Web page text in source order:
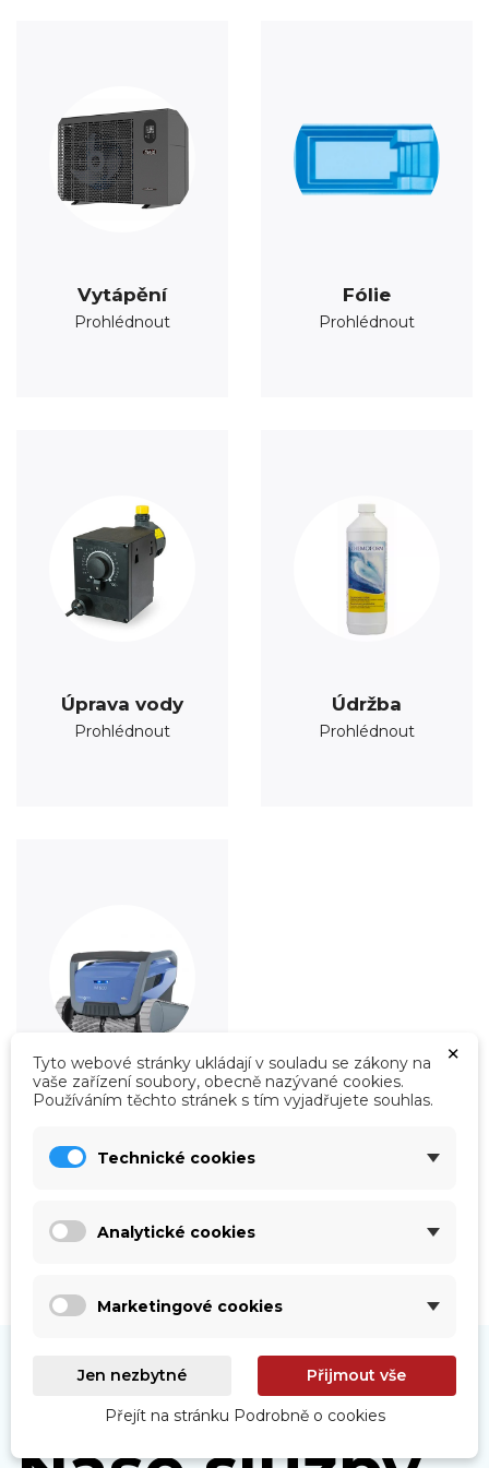
Vytápění
Prohlédnout
Fólie
Prohlédnout
Úprava vody
Prohlédnout
Údržba
Prohlédnout
Roboty
×
Tyto webové stránky ukládají v souladu se zákony na
vaše zařízení soubory, obecně nazývané cookies.
Používáním těchto stránek s tím vyjadřujete souhlas.
Technické cookies
Analytické cookies
Marketingové cookies
Jen nezbytné Přijmout vše
Přejít na stránku Podrobně o cookies